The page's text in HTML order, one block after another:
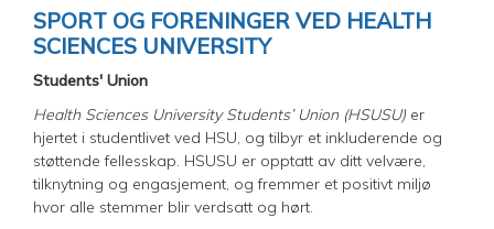
SPORT OG FORENINGER VED HEALTH
SCIENCES UNIVERSITY
Students' Union
Health Sciences University Students’ Union (HSUSU) er
hjertet i studentlivet ved HSU, og tilbyr et inkluderende og
støttende fellesskap. HSUSU er opptatt av ditt velvære,
tilknytning og engasjement, og fremmer et positivt miljø
hvor alle stemmer blir verdsatt og hørt.